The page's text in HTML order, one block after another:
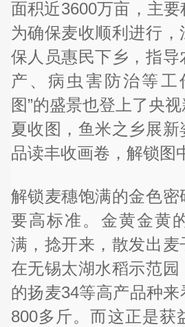
面积近3600万亩，主要
为确保麦收顺利进行，
保人员惠民下乡，指导
产、病虫害防治等工
图”的盛景也登上了央
夏收图，鱼米之乡展新
品读丰收画卷，解锁图
解锁麦穗饱满的金色密
要高标准。金黄金黄
满，捻开来，散发出麦
在无锡太湖水稻示范园
的扬麦34等高产品种
800多斤。而这正是获